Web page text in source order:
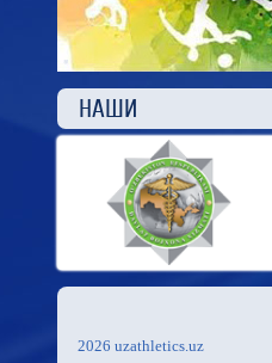
2026 uzathletics.uz